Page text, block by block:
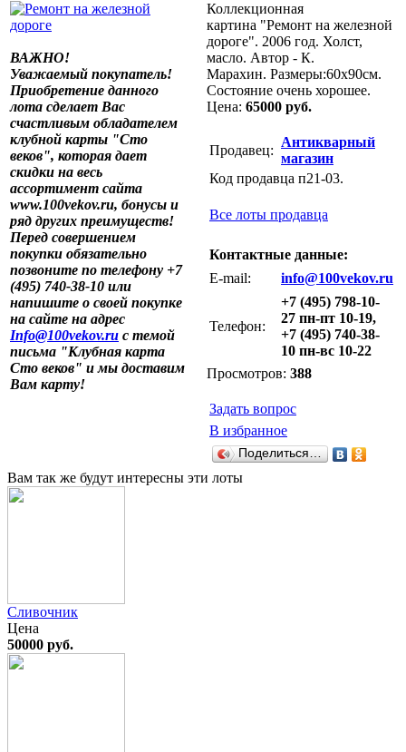
ВАЖНО!
Уважаемый покупатель!
Приобретение данного
лота сделает Вас
счастливым обладателем
клубной карты "Сто
веков", которая дает
скидки на весь
ассортимент сайта
www.100vekov.ru, бонусы и
ряд других преимуществ!
Перед совершением
покупки обязательно
позвоните по телефону +7
(495) 740-38-10 или
напишите о своей покупке
на сайте на адрес
Info@100vekov.ru с темой
письма "Клубная карта
Сто веков" и мы доставим
Вам карту!
Коллекционная
картина "Ремонт на железной
дороге". 2006 год. Холст,
масло. Автор - К.
Марахин. Размеры:60х90см.
Состояние очень хорошее.
Цена: 65000 руб.
Продавец:
Антикварный
магазин
Код продавца п21-03.
Все лоты продавца
Контактные данные:
E-mail:
info@100vekov.ru
Телефон:
+7 (495) 798-10-
27 пн-пт 10-19,
+7 (495) 740-38-
10 пн-вс 10-22
Просмотров: 388
Задать вопрос
В избранное
Поделиться…
Вам так же будут интересны эти лоты
Сливочник
Цена
50000 руб.